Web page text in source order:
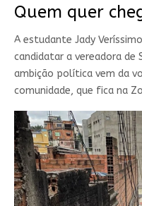
Quem quer
A estudante Jady
candidatar a vereadora de
ambição política vem da
comunidade, que fica na